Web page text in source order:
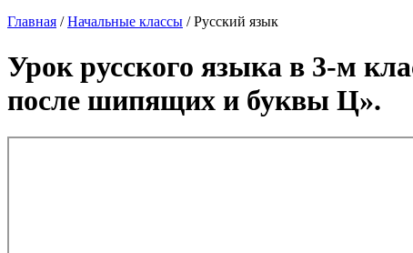
Главная /Начальные классы /Русский язык
Урок русского языка в 3-м
после шипящих и буквы Ц».